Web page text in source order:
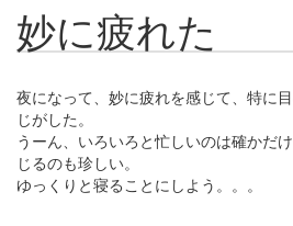
妙に疲れた
夜になって、妙に疲れを感じて、特に
じがした。
うーん、いろいろと忙しいのは確かだ
じるのも珍しい。
ゆっくりと寝ることにしよう。。。